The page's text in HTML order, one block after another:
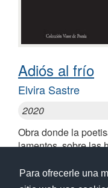
Para ofrecerle una
Adiós al frío
Elvira Sastre
2020
Obra donde la
lamentos, sobre las
necesitamos
somos y de lo que